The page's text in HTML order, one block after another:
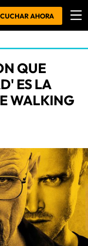
AHORA
QUE
ES LA
WALKING